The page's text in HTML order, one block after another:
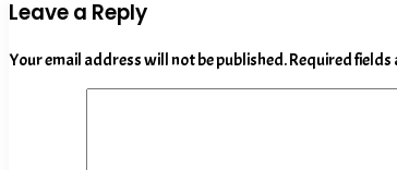
Leave a Reply
Your email address will not be published.Required fields